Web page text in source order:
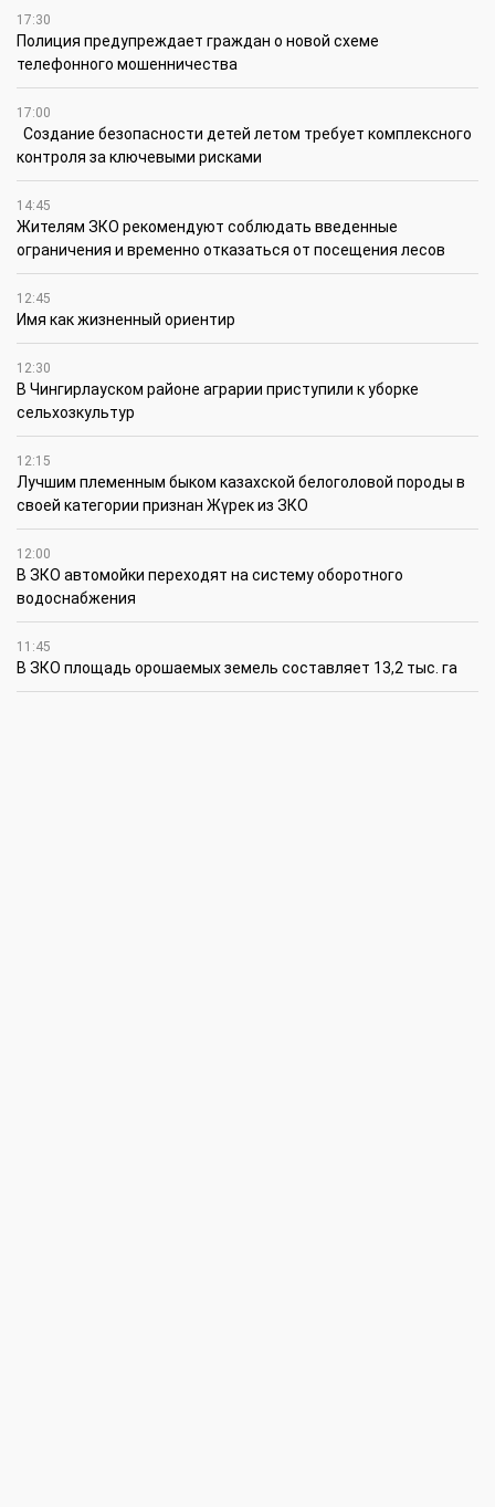
17:30
Полиция предупреждает граждан о новой схеме
телефонного мошенничества
17:00
Создание безопасности детей летом требует комплексного
контроля за ключевыми рисками
14:45
Жителям ЗКО рекомендуют соблюдать введенные
ограничения и временно отказаться от посещения лесов
12:45
Имя как жизненный ориентир
12:30
В Чингирлауском районе аграрии приступили к уборке
сельхозкультур
12:15
Лучшим племенным быком казахской белоголовой породы в
своей категории признан Жүрек из ЗКО
12:00
В ЗКО автомойки переходят на систему оборотного
водоснабжения
11:45
В ЗКО площадь орошаемых земель составляет 13,2 тыс. га